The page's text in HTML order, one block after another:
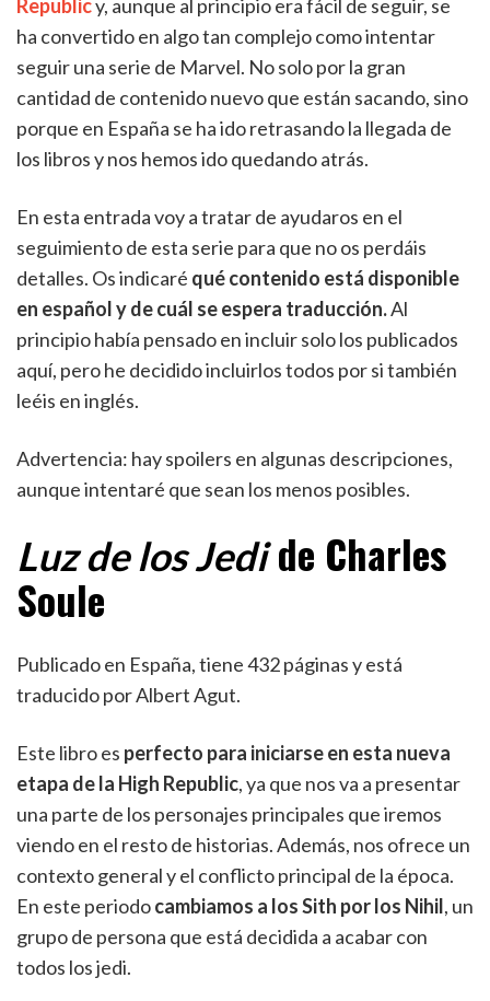
Republicy, aunque al principio era fácil de seguir, se
ha convertido en algo tan complejo como intentar
seguir una serie de Marvel. No solo por la gran
cantidad de contenido nuevo que están sacando, sino
porque en España se ha ido retrasando la llegada de
los libros y nos hemos ido quedando atrás.
En esta entrada voy a tratar de ayudaros en el
seguimiento de esta serie para que no os perdáis
detalles. Os indicaré qué contenido está disponible
en español y de cuál se espera traducción.Al
principio había pensado en incluir solo los publicados
aquí, pero he decidido incluirlos todos por si también
leéis en inglés.
Advertencia: hay spoilers en algunas descripciones,
aunque intentaré que sean los menos posibles.
Luz de los Jedide Charles
Soule
Publicado en España, tiene 432 páginas y está
traducido por Albert Agut.
Este libro es perfecto para iniciarse en esta nueva
etapa de la High Republic, ya que nos va a presentar
una parte de los personajes principales que iremos
viendo en el resto de historias. Además, nos ofrece un
contexto general y el conflicto principal de la época.
En este periodocambiamos a los Sith por los Nihil, un
grupo de persona que está decidida a acabar con
todos los jedi.